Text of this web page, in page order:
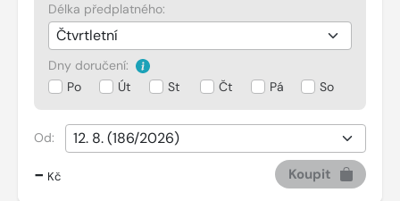
Délka předplatného:
Dny doručení:
Po
Út St Čt Pá So
Od:
- Kč Koupit